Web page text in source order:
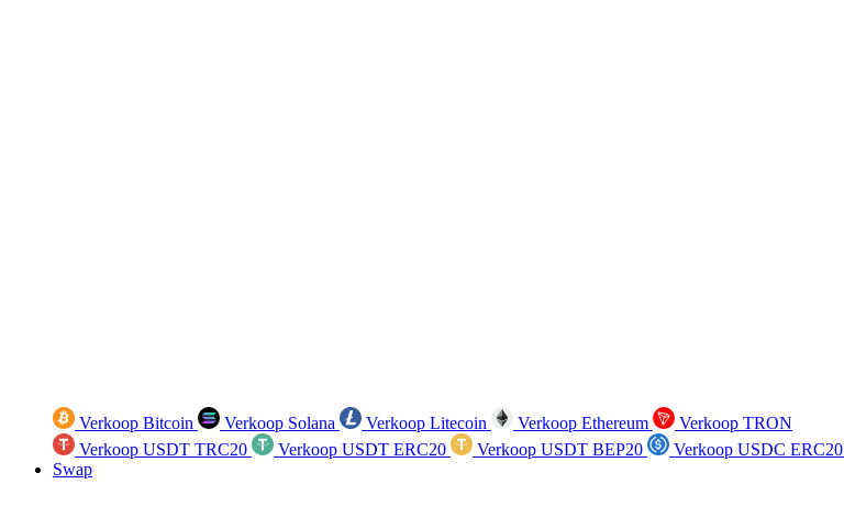
Verkoop Bitcoin Verkoop Solana Verkoop Litecoin Verkoop Ethereum
Verkoop TRON
Verkoop USDT TRC20
Verkoop USDT ERC20 Verkoop USDT BEP20 Verkoop USDC ERC20
Swap